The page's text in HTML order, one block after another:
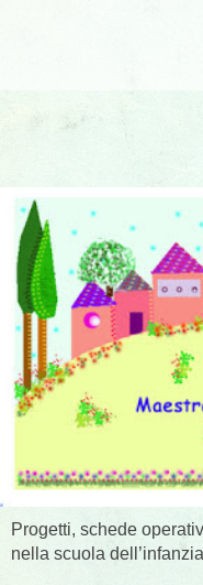
Progetti, schede
nella scuola